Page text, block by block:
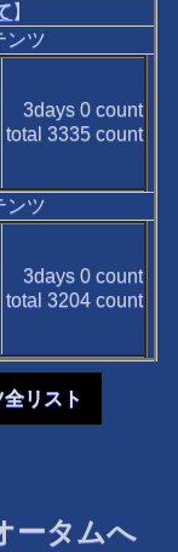
】
ンツ
3days 0count
total 3335count
ンツ
3days 0count
total 3204count
リスト
ータムへ